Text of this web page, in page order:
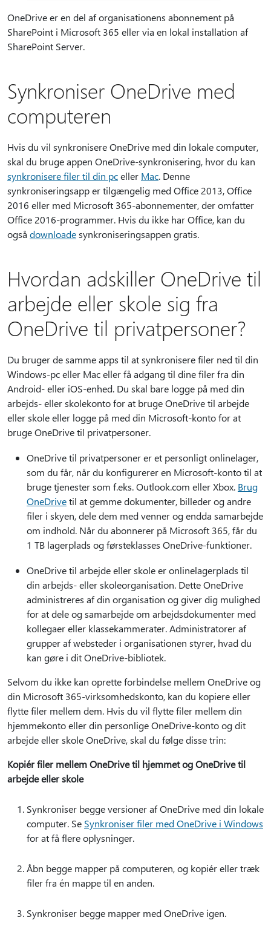
OneDrive er en del af organisationens abonnement på
SharePoint i Microsoft 365 eller via en lokal installation af
SharePoint Server.
Synkroniser OneDrive med
computeren
Hvis du vil synkronisere OneDrive med din lokale computer,
skal du bruge appen OneDrive-synkronisering, hvor du kan
synkronisere filer til din pceller Mac. Denne
synkroniseringsapp er tilgængelig med Office 2013, Office
2016 eller med Microsoft 365-abonnementer, der omfatter
Office 2016-programmer. Hvis du ikke har Office, kan du
også downloadesynkroniseringsappen gratis.
Hvordan adskiller OneDrive til
arbejde eller skole sig fra
OneDrive til privatpersoner?
Du bruger de samme apps til at synkronisere filer ned til din
Windows-pc eller Mac eller få adgang til dine filer fra din
Android- eller iOS-enhed. Du skal bare logge på med din
arbejds- eller skolekonto for at bruge OneDrive til arbejde
eller skole eller logge på med din Microsoft-konto for at
bruge OneDrive til privatpersoner.
OneDrive til privatpersoner er et personligt onlinelager,
som du får, når du konfigurerer en Microsoft-konto til at
bruge tjenester som f.eks. Outlook.com eller Xbox. Brug
OneDrivetil at gemme dokumenter, billeder og andre
filer i skyen, dele dem med venner og endda samarbejde
om indhold. Når du abonnerer på Microsoft 365, får du
1 TB lagerplads og førsteklasses OneDrive-funktioner.
OneDrive til arbejde eller skole er onlinelagerplads til
din arbejds- eller skoleorganisation. Dette OneDrive
administreres af din organisation og giver dig mulighed
for at dele og samarbejde om arbejdsdokumenter med
kollegaer eller klassekammerater. Administratorer af
grupper af websteder i organisationen styrer, hvad du
kan gøre i dit OneDrive-bibliotek.
Selvom du ikke kan oprette forbindelse mellem OneDrive og
din Microsoft 365-virksomhedskonto, kan du kopiere eller
flytte filer mellem dem. Hvis du vil flytte filer mellem din
hjemmekonto eller din personlige OneDrive-konto og dit
arbejde eller skole OneDrive, skal du følge disse trin:
Kopiér filer mellem OneDrive til hjemmet og OneDrive til
arbejde eller skole
Synkroniser begge versioner af OneDrive med din lokale
computer. Se Synkroniser filer med OneDrive i Windows
for at få flere oplysninger.
Åbn begge mapper på computeren, og kopiér eller træk
filer fra én mappe til en anden.
Synkroniser begge mapper med OneDrive igen.